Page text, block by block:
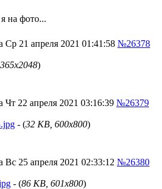
на фото...
Ср 21 апреля 2021 01:41:58 №26378
)
Чт 22 апреля 2021 03:16:39 №26379
- (32 KB, 600x800)
Вс 25 апреля 2021 02:33:12 №26380
- (86 KB, 601x800)